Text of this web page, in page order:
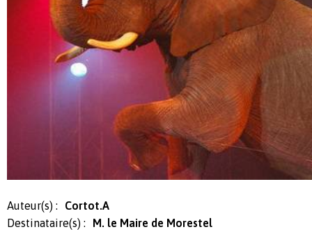
Auteur(s) :
Cortot.A
Destinataire(s) :
M. le Maire de Morestel